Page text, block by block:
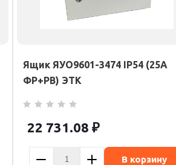
Ящик ЯУО9601-3474 IP54 (25А
ФР+РВ) ЭТК
22 731.08 ₽
В корзину